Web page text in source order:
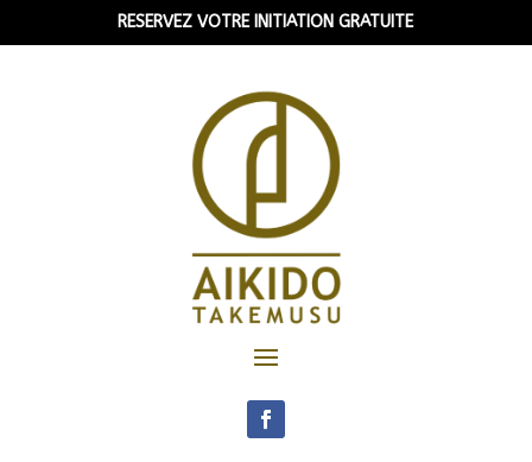
RESERVEZ VOTRE INITIATION GRATUITE